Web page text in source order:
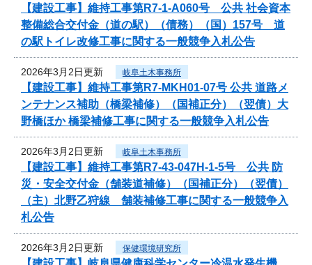
【建設工事】維持工事第R7-1-A060号 公共 社会資本
整備総合交付金（道の駅）（債務）（国）157号 道
の駅トイレ改修工事に関する一般競争入札公告
2026年3月2日更新 岐阜土木事務所
【建設工事】維持工事第R7-MKH01-07号 公共 道路メ
ンテナンス補助（橋梁補修）（国補正分）（翌債）大
野橋ほか 橋梁補修工事に関する一般競争入札公告
2026年3月2日更新 岐阜土木事務所
【建設工事】維持工事第R7-43-047H-1-5号 公共 防
災・安全交付金（舗装道補修）（国補正分）（翌債）
（主）北野乙狩線 舗装補修工事に関する一般競争入
札公告
2026年3月2日更新 保健環境研究所